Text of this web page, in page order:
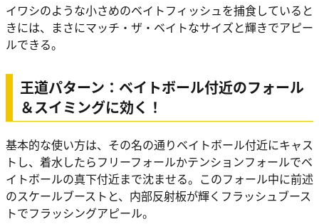
イワシのような小さめのベイトフィッシュを捕食していると
きには、まさにマッチ・ザ・ベイトなサイズと輝きでアピー
ルできる。
王道パターン：ベイトボール付近のフォール
＆スイミングに効く！
基本的な使い方は、その名の通りベイトボール付近にキャス
トし、着水したらフリーフォールかテンションフォールでベ
イトボールの真下付近まで沈ませる。このフォール中に前述
のスケールブーストと、内部反射板が輝くフラッシュブース
トでフラッシングアピール。